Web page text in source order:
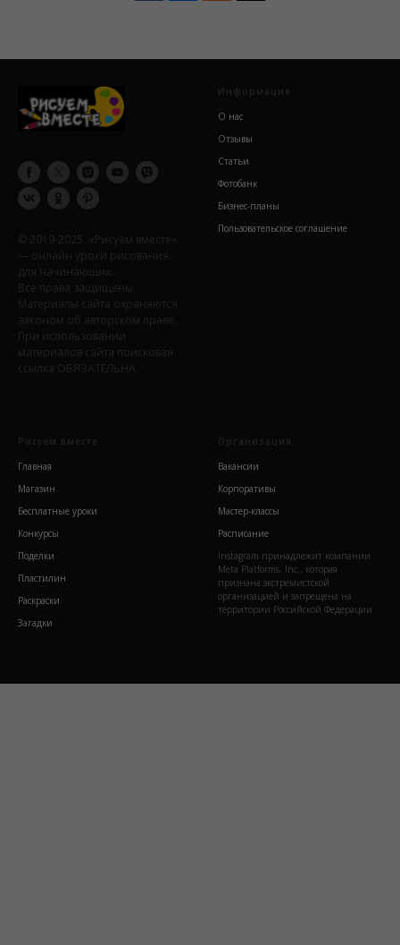
© 2019-2025. «Рисуем вместе»
— онлайн уроки рисования
для начинающих.
Все права защищены.
Материалы сайта охраняются
законом об авторском праве.
При использовании
материалов сайта поисковая
ссылка ОБЯЗАТЕЛЬНА.
Информация
О нас
Отзывы
Статьи
Фотобанк
Бизнес-планы
Пользовательское соглашение
Рисуем вместе
Главная
Магазин
Бесплатные уроки
Конкурсы
Поделки
Пластилин
Раскраски
Загадки
Организация
Вакансии
Корпоративы
Мастер-классы
Расписание
Instagram принадлежит компании
Meta Platforms, Inc., которая
признана экстремистской
организацией и запрещена на
территории Российской Федерации.